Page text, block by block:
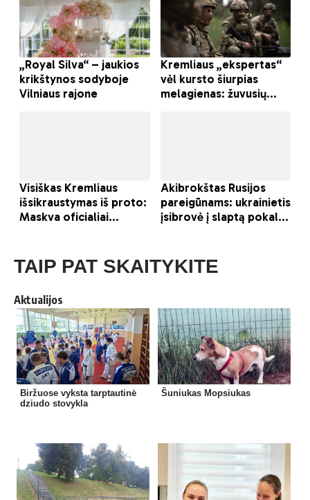
TAIP PAT SKAITYKITE
Aktualijos
Biržuose vyksta tarptautinė
dziudo stovykla
Šuniukas Mopsiukas